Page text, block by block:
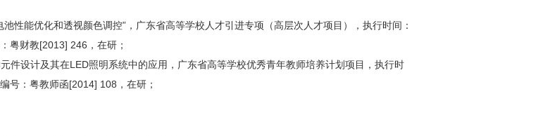
能优化和透视颜色调控”，广东省高等学校人才引进专项（高层次人才项目），执行时间：
粤财教[2013] 246，在研；
设计及其在LED照明系统中的应用，广东省高等学校优秀青年教师培养计划项目，执行时
号：粤教师函[2014] 108，在研；